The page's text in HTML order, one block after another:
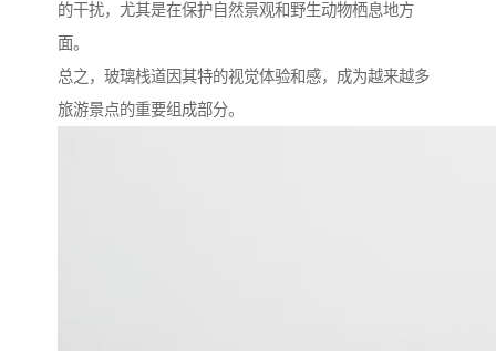
的干扰，尤其是在保护自然景观和野生动物栖息地方
面。
总之，玻璃栈道因其特的视觉体验和感，成为越来越多
旅游景点的重要组成部分。